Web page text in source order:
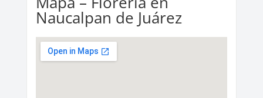
Naucalpan de Juárez